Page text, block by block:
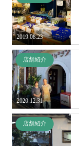
2019.08.23
2020.12.31
店舗紹介
店舗紹介